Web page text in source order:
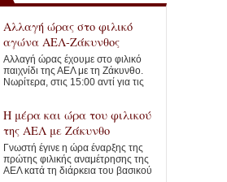
Αλλαγή ώρας στο φιλικό
αγώνα ΑΕΛ-Ζάκυνθος
Αλλαγή ώρας έχουμε στο φιλικό
παιχνίδι της ΑΕΛ με τη Ζάκυνθο.
Νωρίτερα, στις 15:00 αντί για τις
Η μέρα και ώρα του φιλικού
της ΑΕΛ με Ζάκυνθο
Γνωστή έγινε η ώρα έναρξης της
πρώτης φιλικής αναμέτρησης της
ΑΕΛ κατά τη διάρκεια του βασικού